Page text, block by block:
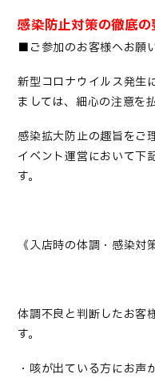
感染防止対策の徹底
■ご参加のお客様へお願
新型コロナウイルス発生
ましては、細心の注意を
感染拡大防止の趣旨をご
イベント運営において下
す。
《入店時の体調・感染対
体調不良と判断したお客
す。
・咳が出ている方にお